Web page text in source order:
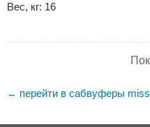
Вес, кг: 16
← перейти в сабвуферы